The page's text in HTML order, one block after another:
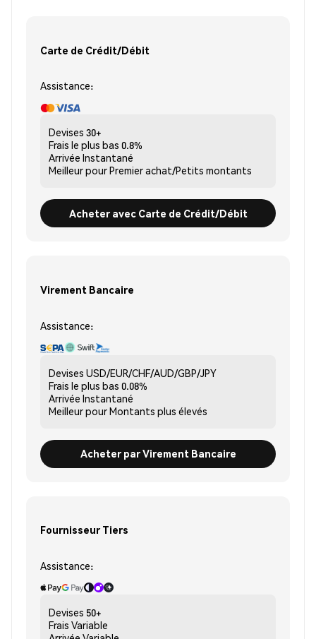
Carte de Crédit/Débit
Assistance:
Devises 30+
Frais le plus bas 0.8%
Arrivée Instantané
Meilleur pourPremier achat/Petits montants
Acheter avec Carte de Crédit/Débit
Virement Bancaire
Assistance:
Devises USD/EUR/CHF/AUD/GBP/JPY
Frais le plus bas 0.08%
Arrivée Instantané
Meilleur pourMontants plus élevés
Acheter par Virement Bancaire
Fournisseur Tiers
Assistance:
Devises 50+
Frais Variable